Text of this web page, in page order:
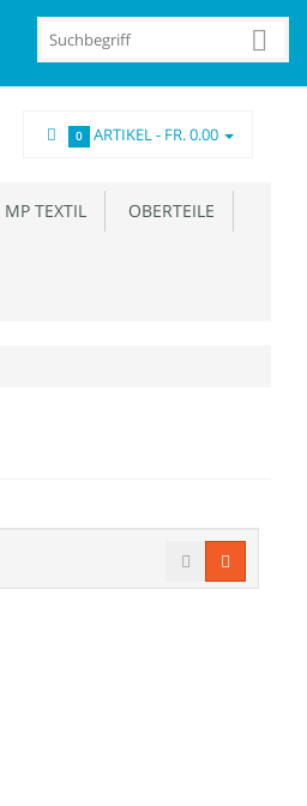
0 ARTIKEL - FR. 0.00
MP TEXTIL
OBERTEILE